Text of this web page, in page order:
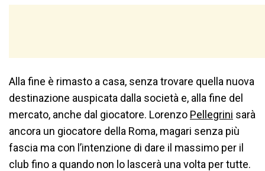
Alla fine è rimasto a casa, senza trovare quella nuova
destinazione auspicata dalla società e, alla fine del
mercato, anche dal giocatore. Lorenzo Pellegrini sarà
ancora un giocatore della Roma, magari senza più
fascia ma con l’intenzione di dare il massimo per il
club fino a quando non lo lascerà una volta per tutte.